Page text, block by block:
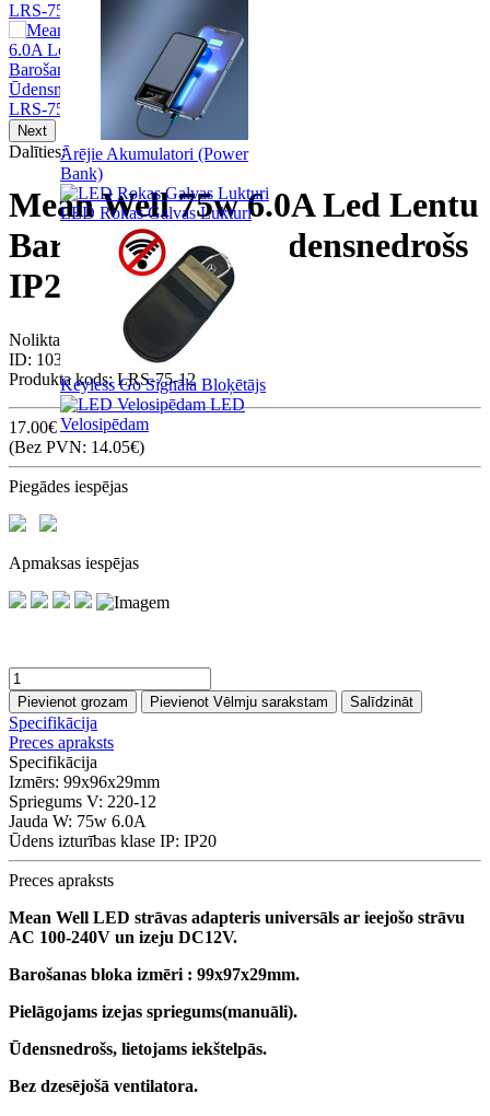
Ārējie Akumulatori (Power
Bank)
LED Rokas Galvas Lukturi
Keyless Go Signāla Bloķētājs
LED
Velosipēdam
Next
Dalīties:
Mean Well 75w 6.0A Led Lentu
Barošanas Bloks Ūdensnedrošs
IP20 LRS-75-12
Noliktavā: 20
ID: 10349
Produkta kods:LRS-75-12
17.00€
(Bez PVN: 14.05€)
Piegādes iespējas
Apmaksas iespējas
Pievienot grozam Pievienot Vēlmju sarakstam Salīdzināt
Specifikācija
Preces apraksts
Specifikācija
Izmērs: 99x96x29mm
Spriegums V: 220-12
Jauda W: 75w 6.0A
Ūdens izturības klase IP: IP20
Preces apraksts
Mean Well LED strāvas adapteris universāls ar ieejošo strāvu
AC 100-240V un izeju DC12V.
Barošanas bloka izmēri : 99x97x29mm.
Pielāgojams izejas spriegums(manuāli).
Ūdensnedrošs, lietojams iekštelpās.
Bez dzesējošā ventilatora.